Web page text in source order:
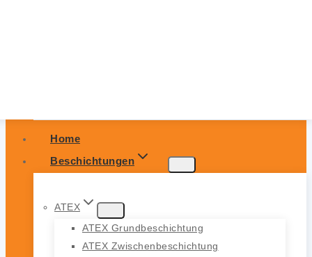
Home
Beschichtungen
ATEX
ATEX Grundbeschichtung
ATEX Zwischenbeschichtung